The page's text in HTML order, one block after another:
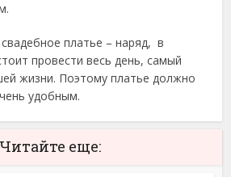
платье – наряд, в
провести весь день, самый
жизни. Поэтому платье должно
удобным.
Читайте еще: